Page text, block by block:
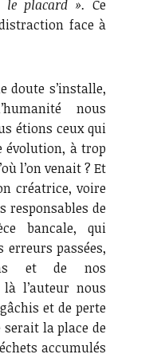
le placard ». Ce
face à
s’installe,
nous
étions ceux qui
à trop
l’on venait ? Et
créatrice, voire
responsables de
bancale, qui
erreurs passées,
et de nos
l’auteur nous
et de perte
la place de
accumulés